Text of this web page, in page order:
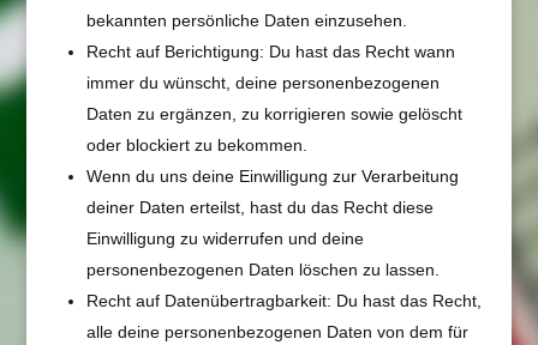
bekannten persönliche Daten einzusehen.
Recht auf Berichtigung: Du hast das Recht wann
immer du wünscht, deine personenbezogenen
Daten zu ergänzen, zu korrigieren sowie gelöscht
oder blockiert zu bekommen.
Wenn du uns deine Einwilligung zur Verarbeitung
deiner Daten erteilst, hast du das Recht diese
Einwilligung zu widerrufen und deine
personenbezogenen Daten löschen zu lassen.
Recht auf Datenübertragbarkeit: Du hast das Recht,
alle deine personenbezogenen Daten von dem für